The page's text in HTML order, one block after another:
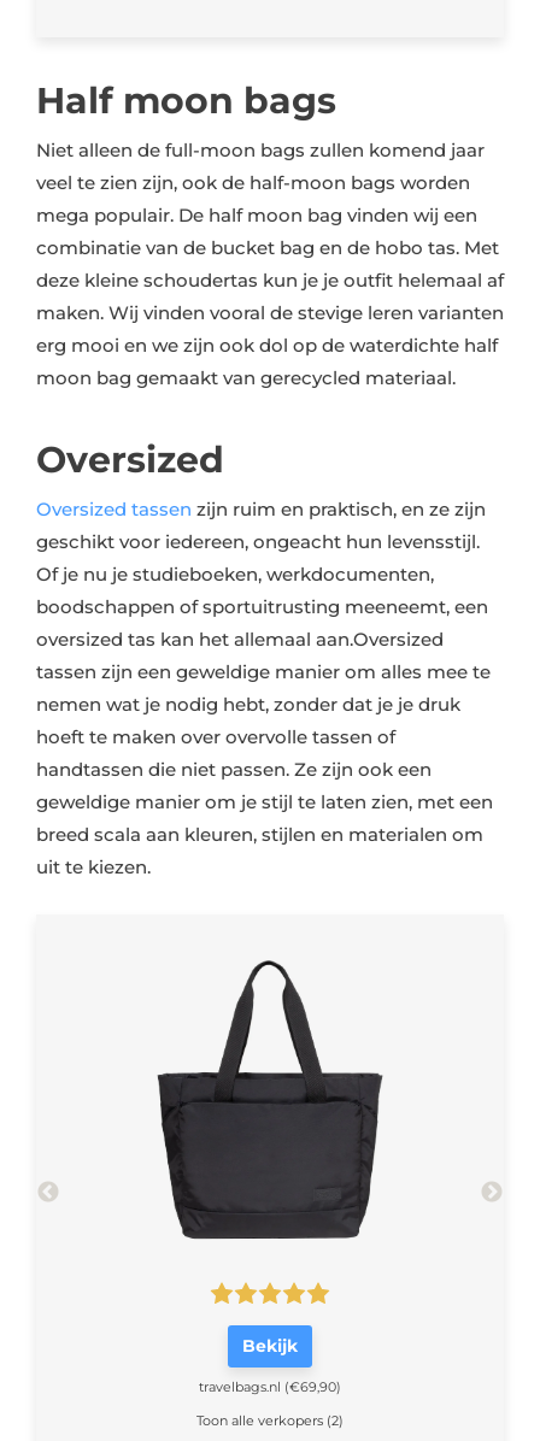
Half moon bags
Niet alleen de full-moon bags zullen komend jaar
veel te zien zijn, ook de half-moon bags worden
mega populair. De half moon bag vinden wij een
combinatie van de bucket bag en de hobo tas. Met
deze kleine schoudertas kun je je outfit helemaal af
maken. Wij vinden vooral de stevige leren varianten
erg mooi en we zijn ook dol op de waterdichte half
moon bag gemaakt van gerecycled materiaal.
Oversized
Oversized tassen zijn ruim en praktisch, en ze zijn
geschikt voor iedereen, ongeacht hun levensstijl.
Of je nu je studieboeken, werkdocumenten,
boodschappen of sportuitrusting meeneemt, een
oversized tas kan het allemaal aan.Oversized
tassen zijn een geweldige manier om alles mee te
nemen wat je nodig hebt, zonder dat je je druk
hoeft te maken over overvolle tassen of
handtassen die niet passen. Ze zijn ook een
geweldige manier om je stijl te laten zien, met een
breed scala aan kleuren, stijlen en materialen om
uit te kiezen.
Bekijk
travelbags.nl (€69,90)
Toon alle verkopers (2)